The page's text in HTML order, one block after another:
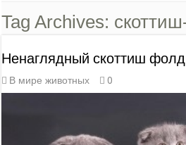
Tag Archives:
Ненаглядный скоттиш фолд
В мире животных 0